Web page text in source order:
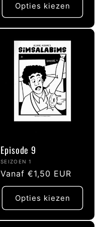
Opties kiezen
Episode 9
Verkoper:
SEIZOEN 1
Normale
prijs
Vanaf €1,50 EUR
Opties kiezen